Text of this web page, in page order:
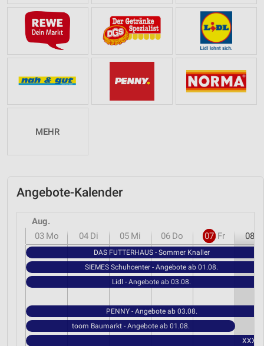
MEHR
Angebote-Kalender
Aug.
03 Mo 04 Di 05 Mi 06 Do 07 Fr 08
DAS FUTTERHAUS - Sommer Knaller
SIEMES Schuhcenter - Angebote ab 01.08.
Lidl - Angebote ab 03.08.
PENNY - Angebote ab 03.08.
toom Baumarkt - Angebote ab 01.08.